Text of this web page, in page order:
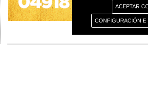
ACEPTAR
CONFIGURACIÓN E